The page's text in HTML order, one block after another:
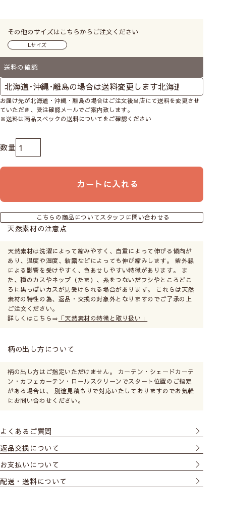
パネルの取り付け方 を見る
その他のサイズはこちらからご注文ください
Lサイズ
送料の確認
お届け先が北海道・沖縄・離島の場合はご注文後当店にて送料を変更させ
ていただき、受注確認メールでご案内致します。
※送料は商品スペックの送料についてをご確認ください
カートに入れる
こちらの商品についてスタッフに問い合わせる
天然素材の注意点
天然素材は洗濯によって縮みやすく、自重によって伸びる傾向が
あり、温度や湿度、結露などによっても伸び縮みします。 紫外線
による影響を受けやすく、色あせしやすい特徴があります。 ま
た、種のカスやネップ（たま）、糸をつないだフシやところどこ
ろに黒っぽいカスが見受けられる場合があります。 これらは天然
素材の特性の為、返品・交換の対象外となりますのでご了承の上
ご注文ください。
詳しくはこちら⇒ 「天然素材の特徴と取り扱い」
柄の出し方について
柄の出し方はご指定いただけません。 カーテン・シェードカーテ
ン・カフェカーテン・ロールスクリーンでスタート位置のご指定
がある場合は、 別途見積もりで対応いたしておりますのでお気軽
にお問い合わせください。
よくあるご質問
返品交換について
お支払いについて
配送・送料について